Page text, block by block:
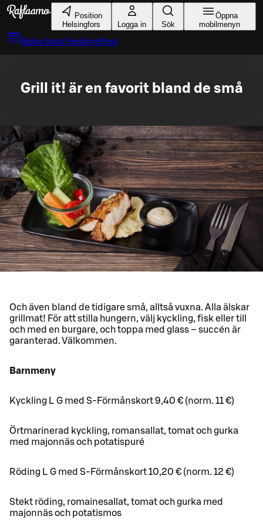
Gå till huvudinnehållet
Position
Helsingfors
Logga in Sök
Öppna
mobilmenyn
Boka bord Helsingfors
Grill it! är en favorit bland de små
Och även bland de tidigare små, alltså vuxna. Alla älskar
grillmat! För att stilla hungern, välj kyckling, fisk eller till
och med en burgare, och toppa med glass – succén är
garanterad. Välkommen.
Barnmeny
Kyckling L G med S-Förmånskort 9,40 € (norm. 11 €)
Örtmarinerad kyckling, romansallat, tomat och gurka
med majonnäs och potatispuré
Röding L G med S-Förmånskort 10,20 € (norm. 12 €)
Stekt röding, romainesallat, tomat och gurka med
majonnäs och potatismos